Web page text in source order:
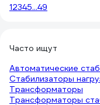
12345...49
Часто ищут
Автоматические
Стабилизаторы
Трансформаторы
Трансформаторы